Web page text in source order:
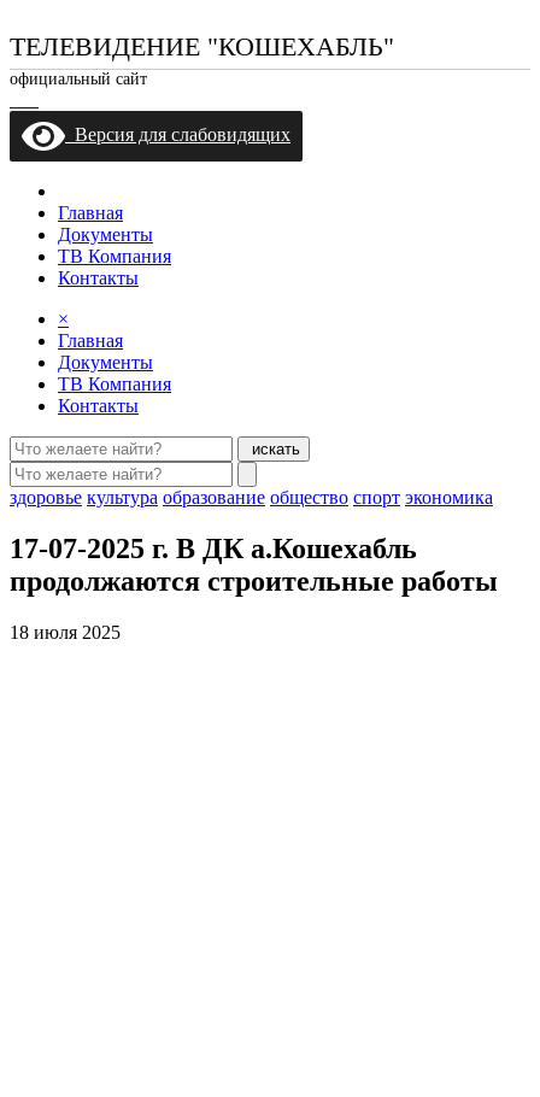
ТЕЛЕВИДЕНИЕ "КОШЕХАБЛЬ"
официальный сайт
Версия для слабовидящих
Главная
Документы
ТВ Компания
Контакты
×
Главная
Документы
ТВ Компания
Контакты
искать
здоровье культура образование общество спорт экономика
17-07-2025 г. В ДК а.Кошехабль
продолжаются строительные работы
18 июля 2025